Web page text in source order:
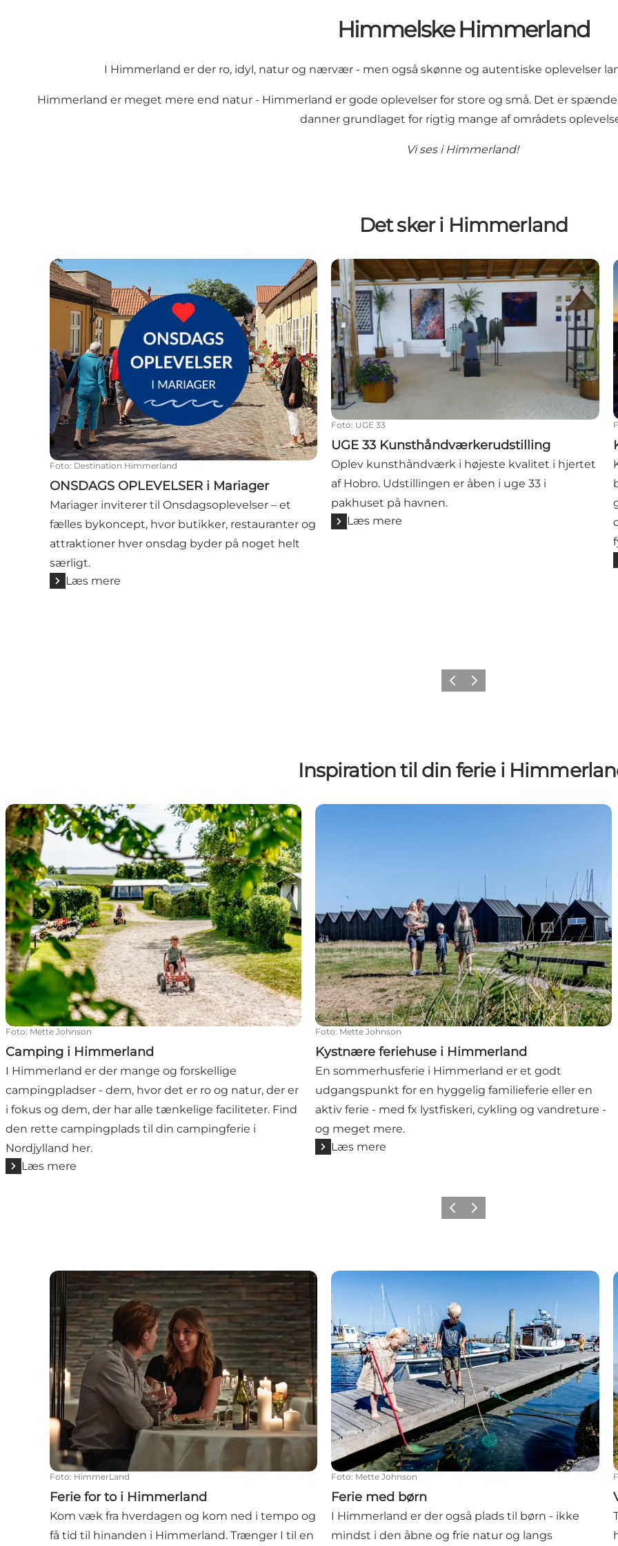
Himmelske Himmerland
I Himmerland er der ro, idyl, natur og nærvær - men også skønne og autentiske oplevelser
Himmerland er meget mere end natur - Himmerland er gode oplevelser for store og små. Det er
danner grundlaget for rigtig mange af områdets
Vi ses i Himmerland!
Det sker i Himmerland
ONSDAGS OPLEVELSER i Mariager
Foto: Destination Himmerland
ONSDAGS OPLEVELSER i Mariager
Mariager inviterer til Onsdagsoplevelser – et
fælles bykoncept, hvor butikker, restauranter og
attraktioner hver onsdag byder på noget helt
særligt.
Læs mere
UGE 33 Kunsthåndværkerudstilling
Foto: UGE 33
UGE 33 Kunsthåndværkerudstilling
Oplev kunsthåndværk i højeste kvalitet i hjertet
af Hobro. Udstillingen er åben i uge 33 i
pakhuset på havnen.
Læs mere
Forrige billede
Næste billede
Inspiration til din ferie i
Camping i Himmerland
Foto: Mette Johnson
Camping i Himmerland
I Himmerland er der mange og forskellige
campingpladser - dem, hvor det er ro og natur, der er
i fokus og dem, der har alle tænkelige faciliteter. Find
den rette campingplads til din campingferie i
Nordjylland her.
Læs mere
Kystnære feriehuse i Himmerland
Foto: Mette Johnson
Kystnære feriehuse i Himmerland
En sommerhusferie i Himmerland er et godt
udgangspunkt for en hyggelig familieferie eller en
aktiv ferie - med fx lystfiskeri, cykling og vandreture -
og meget mere.
Læs mere
Forrige billede
Næste billede
Ferie for to i Himmerland
Foto: HimmerLand
Ferie for to i Himmerland
Kom væk fra hverdagen og kom ned i tempo og
få tid til hinanden i Himmerland. Trænger I til en
Ferie med børn
Foto: Mette Johnson
Ferie med børn
I Himmerland er der også plads til børn - ikke
mindst i den åbne og frie natur og langs